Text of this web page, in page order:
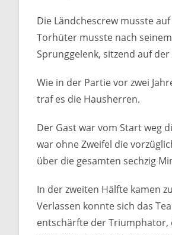
Die Ländchescrew musste
Torhüter musste nach
Sprunggelenk, sitzend auf
Wie in der Partie vor zwei
traf es die Hausherren.
Der Gast war vom Start weg
war ohne Zweifel die
über die gesamten sechzig
In der zweiten Hälfte kamen
Verlassen konnte sich das
entschärfte der Triumphator,